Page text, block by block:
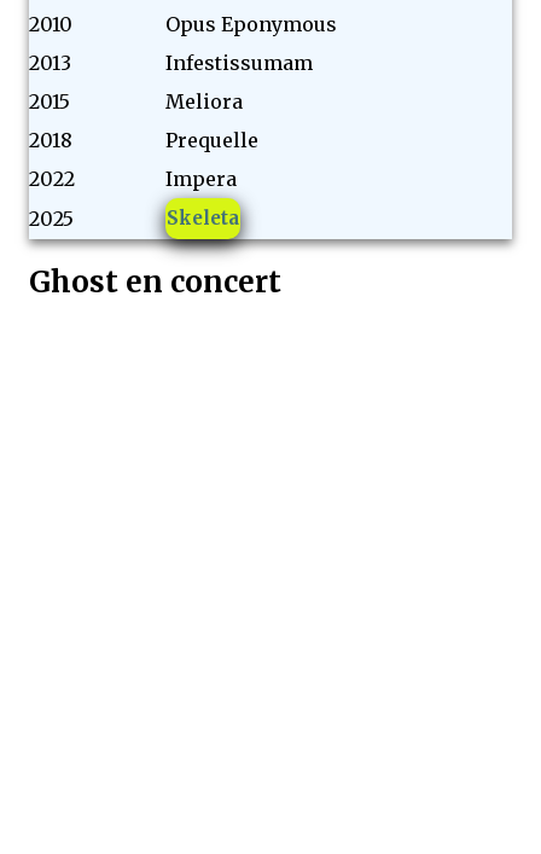
2010
Opus Eponymous
2013
Infestissumam
2015
Meliora
2018
Prequelle
2022
Impera
2025
Skeleta
Ghost en concert